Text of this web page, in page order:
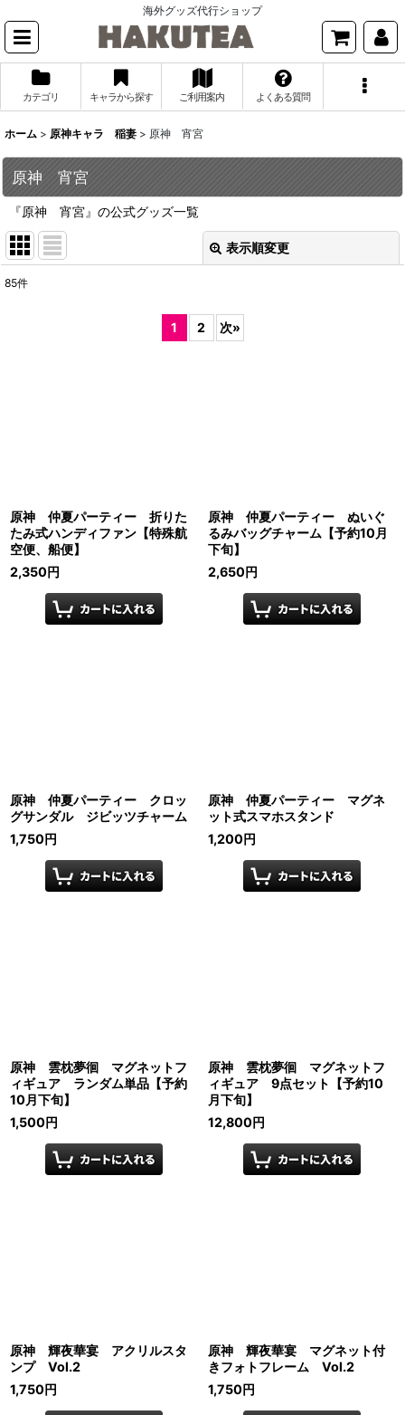
海外グッズ代行ショップ
カテゴリ キャラから探す ご利用案内 よくある質問
ホーム > 原神キャラ 稲妻 > 原神 宵宮
原神 宵宮
『原神 宵宮』の公式グッズ一覧
表示順変更
85件
1 2 次»
原神 仲夏パーティー 折りた
たみ式ハンディファン【特殊航
空便、船便】
2,350円
原神 仲夏パーティー ぬいぐ
るみバッグチャーム【予約10月
下旬】
2,650円
原神 仲夏パーティー クロッ
グサンダル ジビッツチャーム
1,750円
原神 仲夏パーティー マグネ
ット式スマホスタンド
1,200円
原神 雲枕夢徊 マグネットフ
ィギュア ランダム単品【予約
10月下旬】
1,500円
原神 雲枕夢徊 マグネットフ
ィギュア 9点セット【予約10
月下旬】
12,800円
原神 輝夜華宴 アクリルスタ
ンプ Vol.2
1,750円
原神 輝夜華宴 マグネット付
きフォトフレーム Vol.2
1,750円